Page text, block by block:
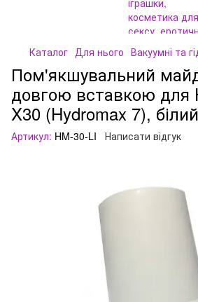
Каталог Для нього Вакуумні та
Пом'якшувальний
довгою вставкою для
X30 (Hydromax 7), білий
Артикул: HM-30-LI Написати відгук